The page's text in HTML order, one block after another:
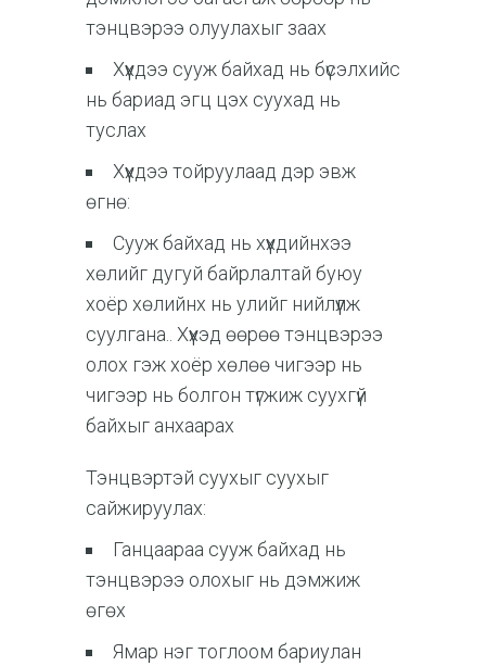
тэнцвэрээ олуулахыг заах
Хүүхдээ сууж байхад нь бүсэлхийс
нь бариад эгц цэх суухад нь
туслах
Хүүхдээ тойруулаад дэр эвж
өгнө:
Сууж байхад нь хүүхдийнхээ
хөлийг дугуй байрлалтай буюу
хоёр хөлийнх нь улийг нийлүүлж
суулгана.. Хүүхэд өөрөө тэнцвэрээ
олох гэж хоёр хөлөө чигээр нь
чигээр нь болгон түгжиж суухгүй
байхыг анхаарах
Тэнцвэртэй суухыг суухыг
сайжируулах:
Ганцаараа сууж байхад нь
тэнцвэрээ олохыг нь дэмжиж
өгөх
Ямар нэг тоглоом бариулан